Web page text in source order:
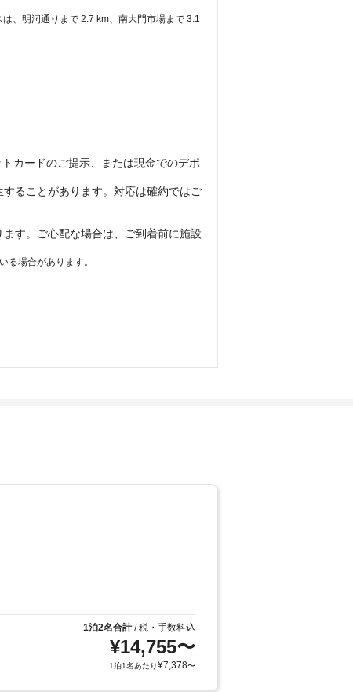
、明洞通りまで 2.7 km、南大門市場まで 3.1
カードのご提示、または現金でのデポ
ることがあります。対応は確約ではご
す。ご心配な場合は、ご到着前に施設
る場合があります。
1泊2名合計/税・手数料込
¥14,755〜
1泊1名あたり¥7,378〜